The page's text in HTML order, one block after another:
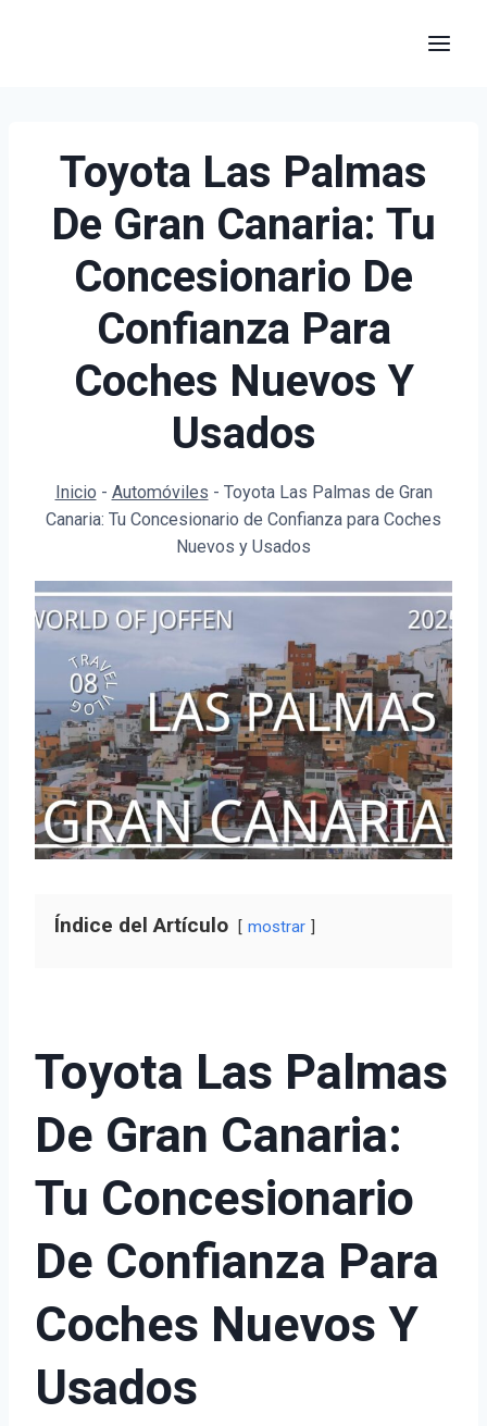
Toyota Las Palmas
De Gran Canaria: Tu
Concesionario De
Confianza Para
Coches Nuevos Y
Usados
Inicio - Automóviles - Toyota Las Palmas de Gran
Canaria: Tu Concesionario de Confianza para Coches
Nuevos y Usados
Índice del Artículo mostrar
Toyota Las Palmas
De Gran Canaria:
Tu Concesionario
De Confianza Para
Coches Nuevos Y
Usados